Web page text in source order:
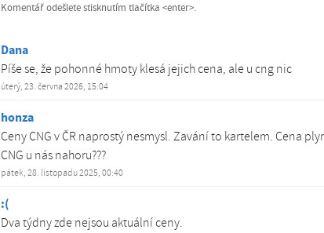
Komentář odešlete stisknutím tlačítka <enter>.
Dana
Píše se, že pohonné hmoty klesá jejich cena, ale u cng nic
úterý, 23. června 2026, 15:04
honza
Ceny CNG v ČR naprostý nesmysl. Zavání to kartelem. Cena
CNG u nás nahoru???
pátek, 28. listopadu 2025, 00:40
:(
Dva týdny zde nejsou aktuální ceny.